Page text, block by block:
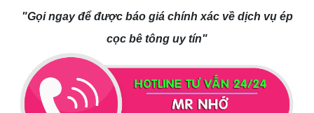
"Gọi ngay để được báo giá chính xác về dịch vụ ép
cọc bê tông uy tín"